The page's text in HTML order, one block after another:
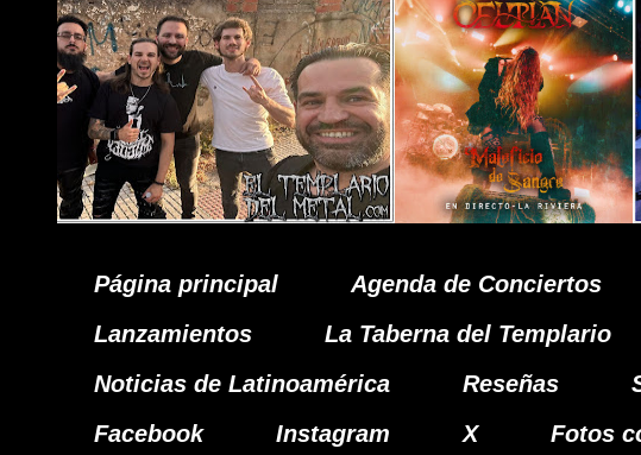
Página principal Agenda de Conciertos
Lanzamientos
La Taberna del Templario
Noticias de Latinoamérica
Reseñas
Facebook
Instagram X Fotos